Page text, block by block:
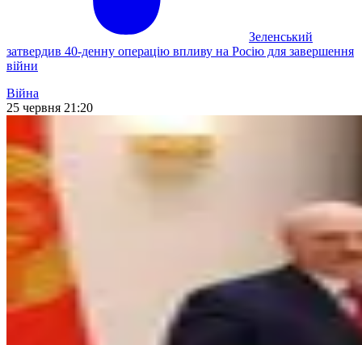
Зеленський
затвердив 40-денну операцію впливу на Росію для завершення
війни
Війна
25 червня 21:20